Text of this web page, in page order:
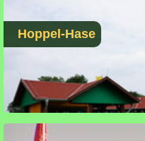
Hoppel-Hase